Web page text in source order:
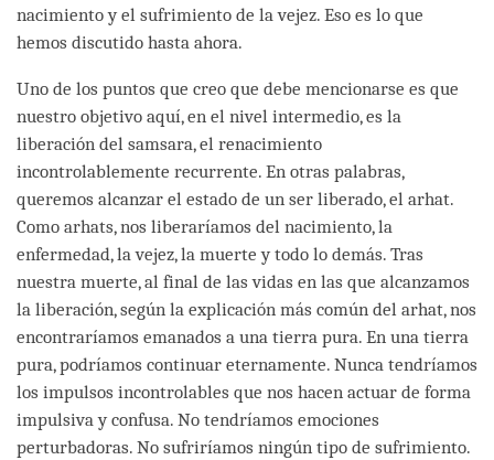
nacimiento y el sufrimiento de la vejez. Eso es lo que
hemos discutido hasta ahora.
Uno de los puntos que creo que debe mencionarse es que
nuestro objetivo aquí, en el nivel intermedio, es la
liberación del samsara, el renacimiento
incontrolablemente recurrente. En otras palabras,
queremos alcanzar el estado de un ser liberado, el arhat.
Como arhats, nos liberaríamos del nacimiento, la
enfermedad, la vejez, la muerte y todo lo demás. Tras
nuestra muerte, al final de las vidas en las que alcanzamos
la liberación, según la explicación más común del arhat, nos
encontraríamos emanados a una tierra pura. En una tierra
pura, podríamos continuar eternamente. Nunca tendríamos
los impulsos incontrolables que nos hacen actuar de forma
impulsiva y confusa. No tendríamos emociones
perturbadoras. No sufriríamos ningún tipo de sufrimiento.